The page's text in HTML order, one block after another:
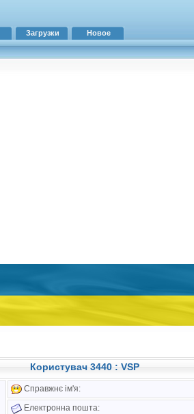
Загрузки Новое
Користувач 3440 : VSP
Справжнє ім'я:
Електронна пошта: